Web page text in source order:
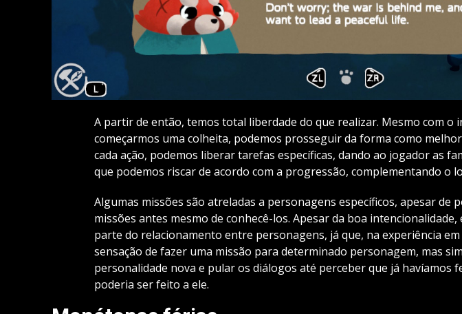
A partir de então, temos total liberdade do que realizar. Mesmo com o
começarmos uma colheita, podemos prosseguir da forma como
cada ação, podemos liberar tarefas específicas, dando ao jogador as
que podemos riscar de acordo com a progressão, complementando o
Algumas missões são atreladas a personagens específicos, apesar de
missões antes mesmo de conhecê-los. Apesar da boa
parte do relacionamento entre personagens, já que, na experiência
sensação de fazer uma missão para determinado personagem, mas
personalidade nova e pular os diálogos até perceber que já havíamos
poderia ser feito a ele.